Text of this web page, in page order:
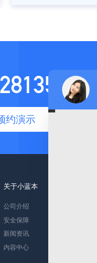
约演示
关于小蓝本
公司介绍
安全保障
新闻资讯
内容中心